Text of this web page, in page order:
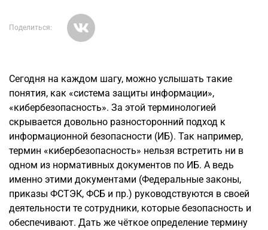
Поделиться:
Сегодня на каждом шагу, можно услышать такие
понятия, как «система защиты информации»,
«кибербезопасность». За этой терминологией
скрывается довольно разносторонний подход к
информационной безопасности (ИБ). Так например,
термин «кибербезопасность» нельзя встретить ни в
одном из нормативных документов по ИБ. А ведь
именно этими документами (Федеральные законы,
приказы ФСТЭК, ФСБ и пр.) руководствуются в своей
деятельности те сотрудники, которые безопасность и
обеспечивают. Дать же чёткое определение термину